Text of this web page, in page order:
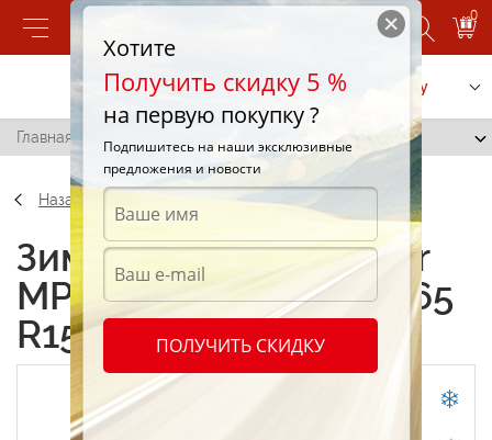
0
Позвонить Заказать услугу
Главная / Matador MP92 Sibir Snow 185/65 R15 88T
Назад
Зимние шины Matador
MP92 Sibir Snow 185/65
R15 88T
Хотите
Получить скидку 5 %
на первую покупку ?
Подпишитесь на наши эксклюзивные
предложения и новости
ПОЛУЧИТЬ СКИДКУ